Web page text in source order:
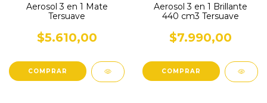
Aerosol 3 en 1 Mate
Tersuave
$5.610,00
COMPRAR
Aerosol 3 en 1 Brillante
440 cm3 Tersuave
$7.990,00
COMPRAR